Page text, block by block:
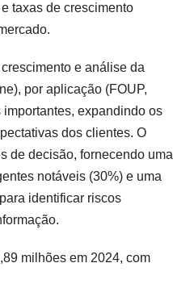
taxas de crescimento
e análise da
por aplicação (FOUP,
expandindo os
dos clientes. O
de decisão, fornecendo uma
notáveis (30%) e uma
identificar riscos
milhões em 2024, com